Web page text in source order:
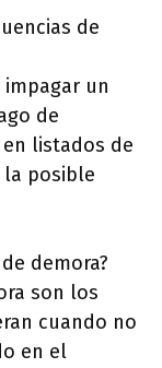
de
impagar un
de
listados de
la posible
demora?
son los
cuando no
en el